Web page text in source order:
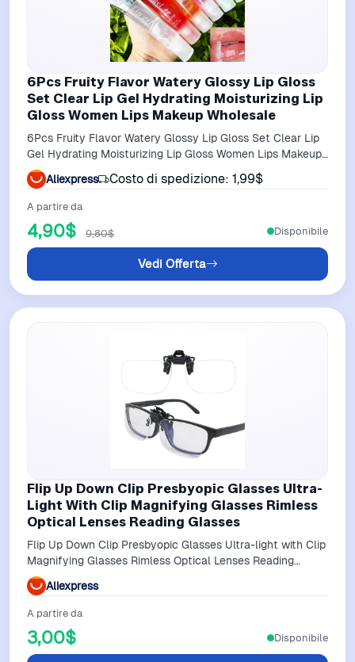
6Pcs Fruity Flavor Watery Glossy Lip Gloss
Set Clear Lip Gel Hydrating Moisturizing Lip
Gloss Women Lips Makeup Wholesale
6Pcs Fruity Flavor Watery Glossy Lip Gloss Set Clear Lip
Gel Hydrating Moisturizing Lip Gloss Women Lips Makeup
Wholesale
Aliexpress Costo di spedizione: 1,99$
A partire da
4,90$ 9,80$
Vedi Offerta
Disponibile
Flip Up Down Clip Presbyopic Glasses Ultra-
Light With Clip Magnifying Glasses Rimless
Optical Lenses Reading Glasses
Flip Up Down Clip Presbyopic Glasses Ultra-light with Clip
Magnifying Glasses Rimless Optical Lenses Reading
Glasses
Aliexpress
A partire da
3,00$ Disponibile